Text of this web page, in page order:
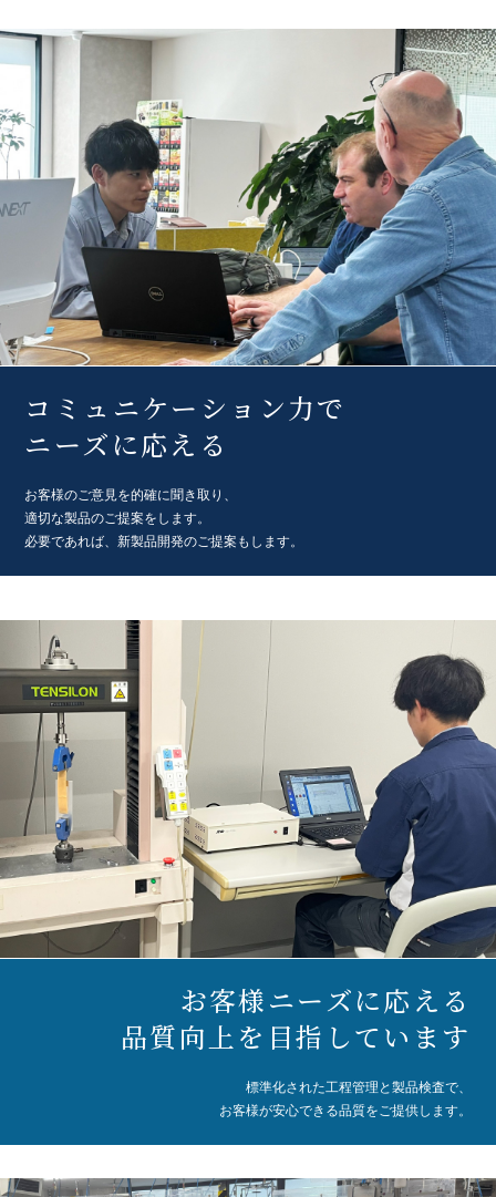
コミュニケーション力で
ニーズに応える
お客様のご意見を的確に聞き取り、
適切な製品のご提案をします。
必要であれば、新製品開発のご提案もします。
お客様ニーズに応える
品質向上を目指しています
標準化された工程管理と製品検査で、
お客様が安心できる品質をご提供します。